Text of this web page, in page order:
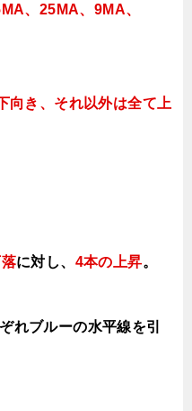
、25MA、 9MA、
向き、それ以外は全て上
に対し、 4本の上昇。
れブルーの水平線を引